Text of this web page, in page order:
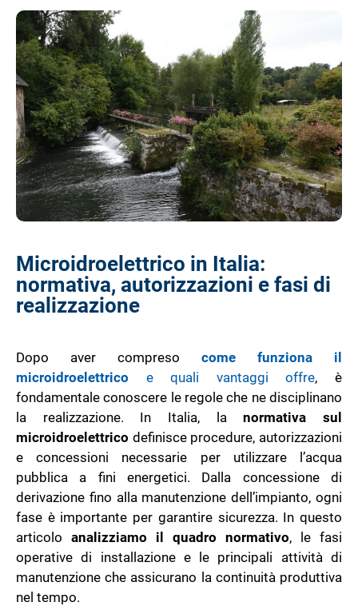
Microidroelettrico in Italia:
normativa, autorizzazioni e fasi di
realizzazione
Dopo aver compreso come funziona il
microidroelettrico e quali vantaggi offre, è
fondamentale conoscere le regole che ne disciplinano
la realizzazione. In Italia, lanormativa sul
microidroelettrico definisce procedure, autorizzazioni
e concessioni necessarie per utilizzare l’acqua
pubblica a fini energetici. Dalla concessione di
derivazione fino alla manutenzione dell’impianto, ogni
fase è importante per garantire sicurezza. In questo
articolo analizziamo il quadro normativo, le fasi
operative di installazione e le principali attività di
manutenzione che assicurano la continuità produttiva
nel tempo.